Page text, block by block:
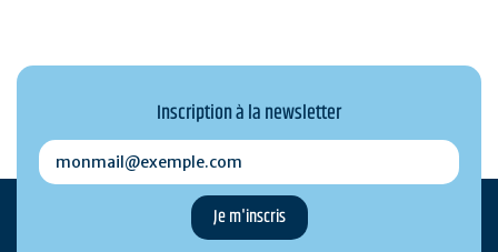
Inscription à la newsletter
monmail@exemple.com